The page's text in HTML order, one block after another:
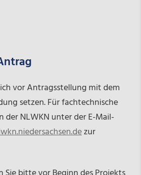
vor Antragsstellung mit dem
setzen. Für fachtechnische
der NLWKN unter der E-Mail-
zur